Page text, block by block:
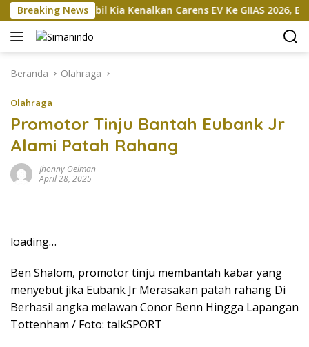
Langsung
ke
konten
Breaking NewsMobil Kia Kenalkan Carens EV Ke GIIAS 2026, Bakal
Beranda Olahraga
Olahraga
Promotor Tinju Bantah Eubank Jr
Alami Patah Rahang
Jhonny Oelman
April 28, 2025
loading…
Ben Shalom, promotor tinju membantah kabar yang
menyebut jika Eubank Jr Merasakan patah rahang Di
Berhasil angka melawan Conor Benn Hingga Lapangan
Tottenham / Foto: talkSPORT